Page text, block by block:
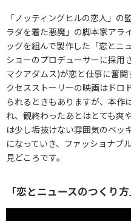
「ノッティングヒルの恋人」
ラダを着た悪魔」の脚本家アラ
ッグを組んで製作した「恋とニ
ショーのプロデューサーに採用
マクアダムス)が恋と仕事に奮
クセスストーリーの映画はドロ
られるときもありますが、本作
れ、観終わったあとはとても爽
は少し垢抜けない雰囲気のベッ
になっていき、ファッショナブ
見どころです。
「恋とニュースのつくり方